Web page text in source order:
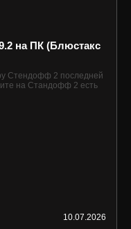
на ПК (Блюстакс
Стендофф 2 последней
на Стандофф 2 есть
10.07.2026